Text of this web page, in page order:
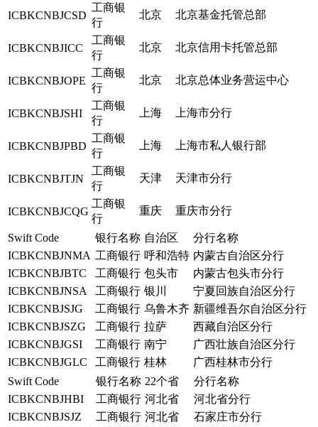
ICBKCNBJCSD
工商银
行
北京 北京基金托管总部
ICBKCNBJICC
工商银
行
北京 北京信用卡托管总部
ICBKCNBJOPE
工商银
行
北京 北京总体业务营运中心
ICBKCNBJSHI
工商银
行
上海 上海市分行
ICBKCNBJPBD
工商银
行
上海 上海市私人银行部
ICBKCNBJTJN
工商银
行
天津 天津市分行
ICBKCNBJCQG
工商银
行
重庆 重庆市分行
Swift Code 银行名称 自治区
分行名称
ICBKCNBJNMA 工商银行 呼和浩特 内蒙古自治区分行
ICBKCNBJBTC
工商银行 包头市
内蒙古包头市分行
ICBKCNBJNSA
工商银行 银川
宁夏回族自治区分行
ICBKCNBJSJG
工商银行 乌鲁木齐 新疆维吾尔自治区分行
ICBKCNBJSZG
工商银行 拉萨
西藏自治区分行
ICBKCNBJGSI
工商银行 南宁
广西壮族自治区分行
ICBKCNBJGLC
工商银行 桂林
广西桂林市分行
Swift Code
银行名称 22个省
分行名称
ICBKCNBJHBI
工商银行 河北省
河北省分行
ICBKCNBJSJZ
工商银行 河北省
石家庄市分行